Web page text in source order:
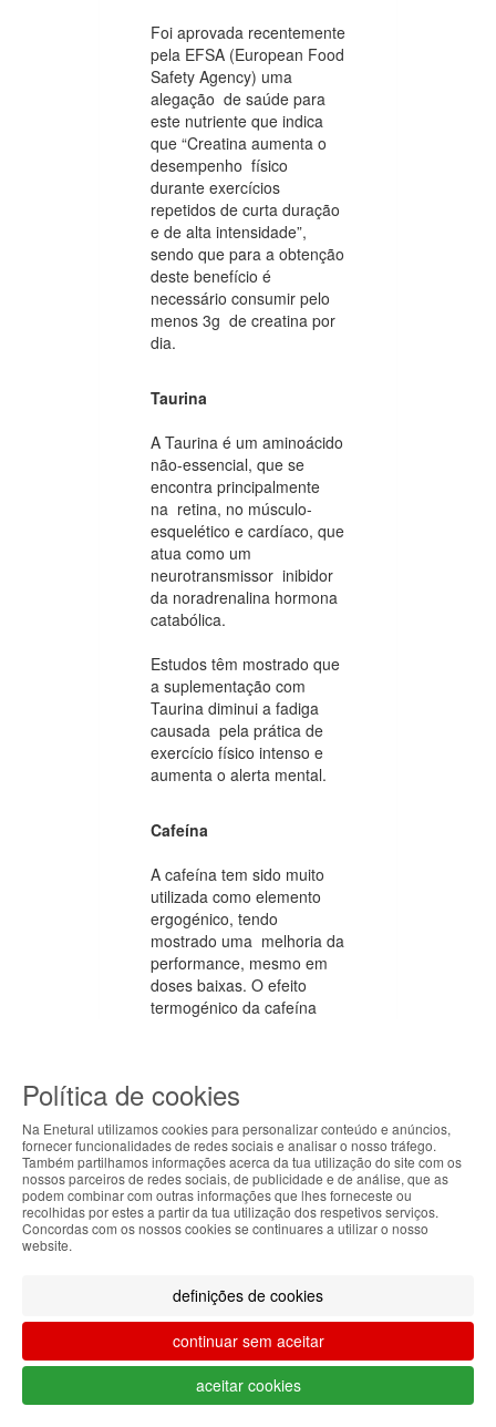
Foi aprovada recentemente
pela EFSA (European Food
Safety Agency) uma
alegação de saúde para
este nutriente que indica
que “Creatina aumenta o
desempenho físico
durante exercícios
repetidos de curta duração
e de alta intensidade”,
sendo que para a obtenção
deste benefício é
necessário consumir pelo
menos 3g de creatina por
dia.
Taurina
A Taurina é um aminoácido
não-essencial, que se
encontra principalmente
na retina, no músculo-
esquelético e cardíaco, que
atua como um
neurotransmissor inibidor
da noradrenalina hormona
catabólica.
Estudos têm mostrado que
a suplementação com
Taurina diminui a fadiga
causada pela prática de
exercício físico intenso e
aumenta o alerta mental.
Cafeína
A cafeína tem sido muito
utilizada como elemento
ergogénico, tendo
mostrado uma melhoria da
performance, mesmo em
doses baixas. O efeito
termogénico da cafeína
que a ingestão de café
performance desportiva.
A suplementação com
cafeína tem particular
relevância em desportos
tecidos. Um dos efeitos
mais pronunciados ocorre
a nível do sistema nervoso
central (SNC), atuando
como antagonista da
adenosina evitando assim
ABOUT THE COOKIES
Enetural handles information about your visit using
cookies that improve the performance of the
website, facilitate sharing via social networks and
continuing to browse our site, you accept the use of
these cookies. For more information, see our
Privacy and Cookie Policy. You can configure your
preferences in Cookie settings.
Accepted
Política de cookies
Na Enetural utilizamos cookies para personalizar conteúdo e anúncios,
fornecer funcionalidades de redes sociais e analisar o nosso tráfego.
Também partilhamos informações acerca da tua utilização do site com os
nossos parceiros de redes sociais, de publicidade e de análise, que as
podem combinar com outras informações que lhes forneceste ou
recolhidas por estes a partir da tua utilização dos respetivos serviços.
Concordas com os nossos cookies se continuares a utilizar o nosso
website.
definições de cookies
continuar sem aceitar
aceitar cookies